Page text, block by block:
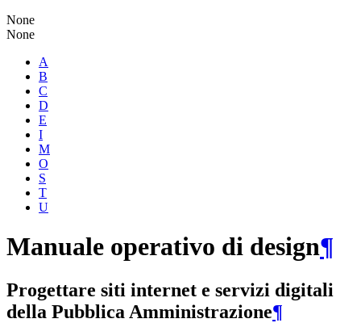
None
None
A
B
C
D
E
I
M
O
S
T
U
Manuale operativo di design¶
Progettare siti internet e servizi digitali
della Pubblica Amministrazione¶